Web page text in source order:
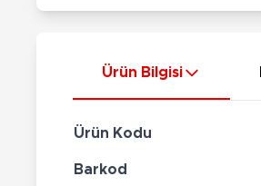
Ürün Bilgisi
Ürün Kodu
Barkod